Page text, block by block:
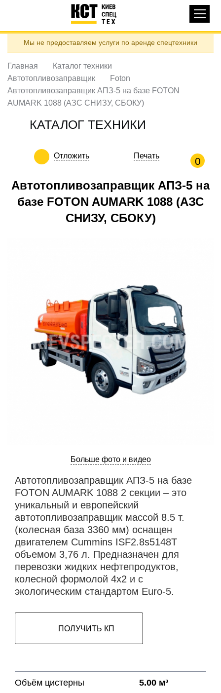
содержанию
навигация
КАТАЛОГ ТЕХНИКИ
ДОСТАВКА И ОПЛАТА
О НАС
ОТЗЫВЫ
КОНТАКТЫ
ПОЛЕЗНЫЕ СТАТЬИ
ЗАДАТЬ ВОПРОС ua ru
Мы не предоставляем услуги по аренде спецтехники
Главная
Каталог техники
Автотопливозаправщик
Foton
Автотопливозаправщик АПЗ-5 на базе FOTON
AUMARK 1088 (АЗС СНИЗУ, СБОКУ)
КАТАЛОГ ТЕХНИКИ
Отложить Печать 0
Автотопливозаправщик АПЗ-5 на
базе FOTON AUMARK 1088 (АЗС
СНИЗУ, СБОКУ)
Больше фото и видео
Автотопливозаправщик АПЗ-5 на базе
FOTON AUMARK 1088 2 секции – это
уникальный и европейский
автотопливозаправщик массой 8.5 т.
(колесная база 3360 мм) оснащен
двигателем Cummins ISF2.8s5148T
объемом 3,76 л. Предназначен для
перевозки жидких нефтепродуктов,
колесной формолой 4х2 и с
экологическим стандартом Euro-5.
ПОЛУЧИТЬ КП
Объём цистерны 5.00 м³